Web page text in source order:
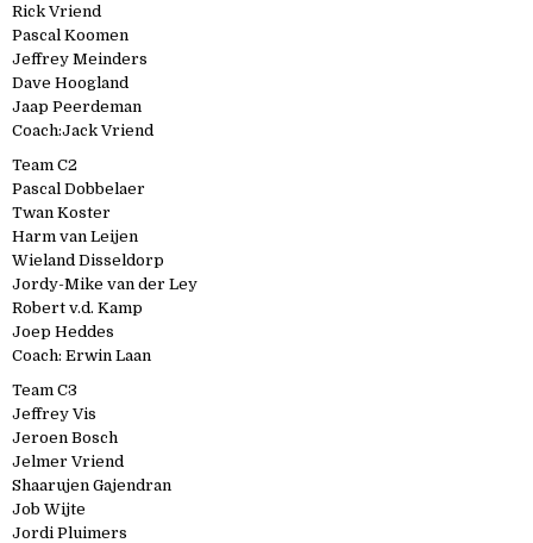
Rick Vriend
Pascal Koomen
Jeffrey Meinders
Dave Hoogland
Jaap Peerdeman
Coach:Jack Vriend
Team C2
Pascal Dobbelaer
Twan Koster
Harm van Leijen
Wieland Disseldorp
Jordy-Mike van der Ley
Robert v.d. Kamp
Joep Heddes
Coach: Erwin Laan
Team C3
Jeffrey Vis
Jeroen Bosch
Jelmer Vriend
Shaarujen Gajendran
Job Wijte
Jordi Pluimers